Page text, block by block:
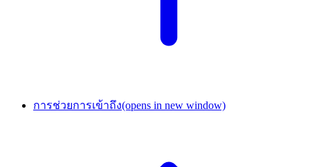
การช่วยการเข้าถึง(opens in new window)